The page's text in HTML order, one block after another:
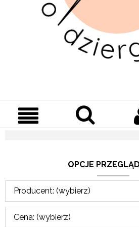
OPCJE
Producent: (wybierz)
Cena: (wybierz)